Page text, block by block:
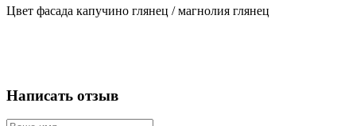
Цвет фасада капучино глянец / магнолия глянец
Написать отзыв